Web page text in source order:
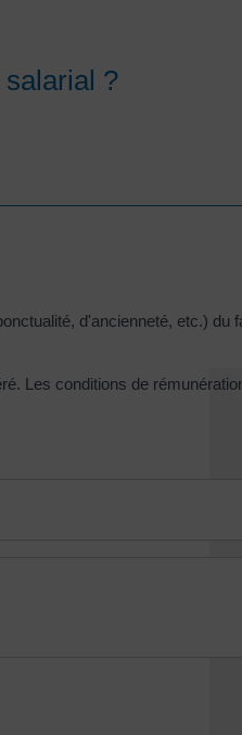
?
d'ancienneté, etc.) du
Les conditions de